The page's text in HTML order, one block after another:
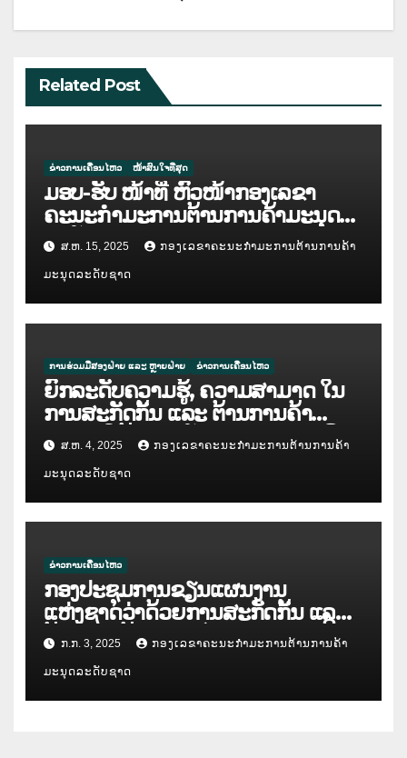
Related Post
ຂ່າວການເຄື່ອນໄຫວ ໜ້າສົນໃຈທີ່ສຸດ
ມອບ-ຮັບ ໜ້າທີ່ ຫົວໜ້າກອງເລຂາ
ຄະນະກຳມະການຕ້ານການຄ້າມະນຸດ
ລະດັບຊາດ
ສ.ຫ. 15, 2025 ກອງເລຂາຄະນະກຳມະການຕ້ານການຄ້າ
ມະນຸດລະດັບຊາດ
ການຮ່ວມມືສອງຝ່າຍ ແລະ ຫຼາຍຝ່າຍ ຂ່າວການເຄື່ອນໄຫວ
ຍົກລະດັບຄວາມຮູ້, ຄວາມສາມາດ ໃນ
ການສະກັດກັ້ນ ແລະ ຕ້ານການຄ້າ
ມະນຸດ ໃຫ້ແກ່ກຳລັງຕຳຫຼວດປະຊາຊົນ
ສປປ ລາວ
ສ.ຫ. 4, 2025 ກອງເລຂາຄະນະກຳມະການຕ້ານການຄ້າ
ມະນຸດລະດັບຊາດ
ຂ່າວການເຄື່ອນໄຫວ
ກອງປະຊຸມການຂຽນແຜນງານ
ແຫ່ງຊາດວ່າດ້ວຍການສະກັດກັ້ນ ແລະ
ຕ້ານການຄ້າມະນຸດ ໄລຍະ IV ( ແຕ່ປີ
2026 – 2030 )
ກ.ກ. 3, 2025 ກອງເລຂາຄະນະກຳມະການຕ້ານການຄ້າ
ມະນຸດລະດັບຊາດ